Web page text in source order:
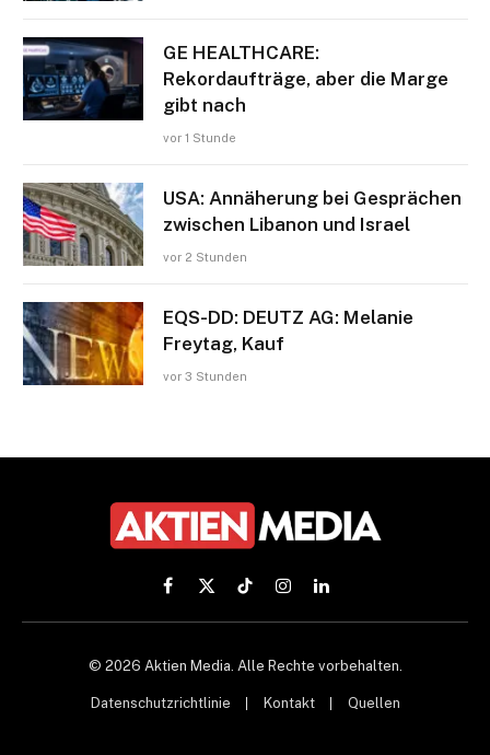
GE HEALTHCARE:
Rekordaufträge, aber die Marge
gibt nach
vor 1 Stunde
USA: Annäherung bei Gesprächen
zwischen Libanon und Israel
vor 2 Stunden
EQS-DD: DEUTZ AG: Melanie
Freytag, Kauf
vor 3 Stunden
Facebook
X
(Twitter)
TikTokInstagramLinkedIn
© 2026 Aktien Media. Alle Rechte vorbehalten.
Datenschutzrichtlinie Kontakt Quellen